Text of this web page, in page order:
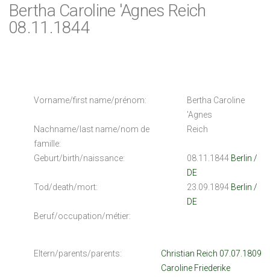
Bertha Caroline 'Agnes Reich
08.11.1844
Vorname/first name/prénom:
Bertha Caroline
'Agnes
Nachname/last name/nom de
famille:
Reich
Geburt/birth/naissance: 08.11.1844 Berlin /
DE
Tod/death/mort:
23.09.1894 Berlin /
DE
Beruf/occupation/métier:
Eltern/parents/parents:
Christian Reich 07.07.1809
Caroline Friederike